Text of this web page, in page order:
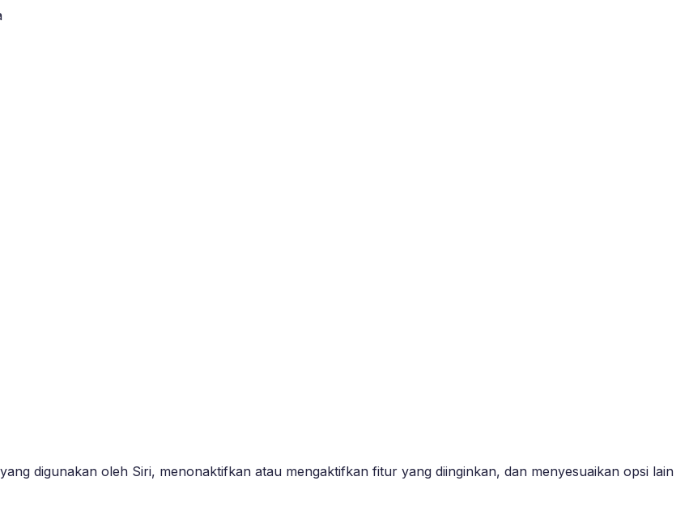
digunakan oleh Siri, menonaktifkan atau mengaktifkan fitur yang diinginkan, dan menyesuaikan opsi lain